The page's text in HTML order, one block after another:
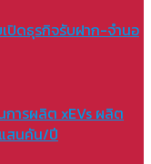
เปิดธุรกิจรับฝาก-จำนอ
การผลิต xEVs ผลิต
สนคัน/ปี